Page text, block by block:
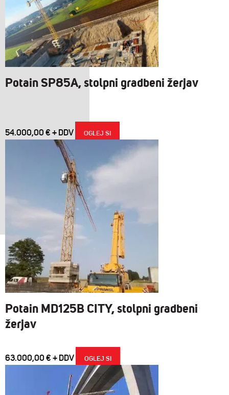
Potain SP85A, stolpni gradbeni žerjav
54.000,00 € OGLEJ SI
Potain MD125B CITY, stolpni gradbeni
žerjav
63.000,00 € OGLEJ SI